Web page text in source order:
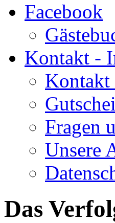
Facebook
Kontakt -
Kontakt
Fragen
Unsere
Das